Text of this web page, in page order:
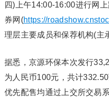
四)上午14:00-16:00进行网
券网(https://
理层主要成员和保荐机构(主
据悉，京源环保本次发行
为人民币100元，共计
优先配售均通过上交所交易